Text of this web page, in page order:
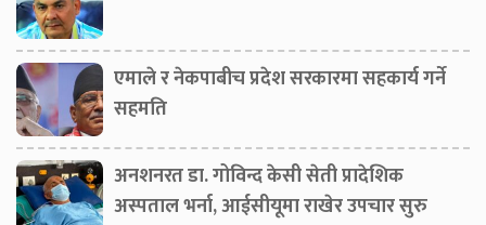
एमाले र नेकपाबीच प्रदेश सरकारमा सहकार्य गर्ने
सहमति
अनशनरत डा. गोविन्द केसी सेती प्रादेशिक
अस्पताल भर्ना, आईसीयूमा राखेर उपचार सुरु